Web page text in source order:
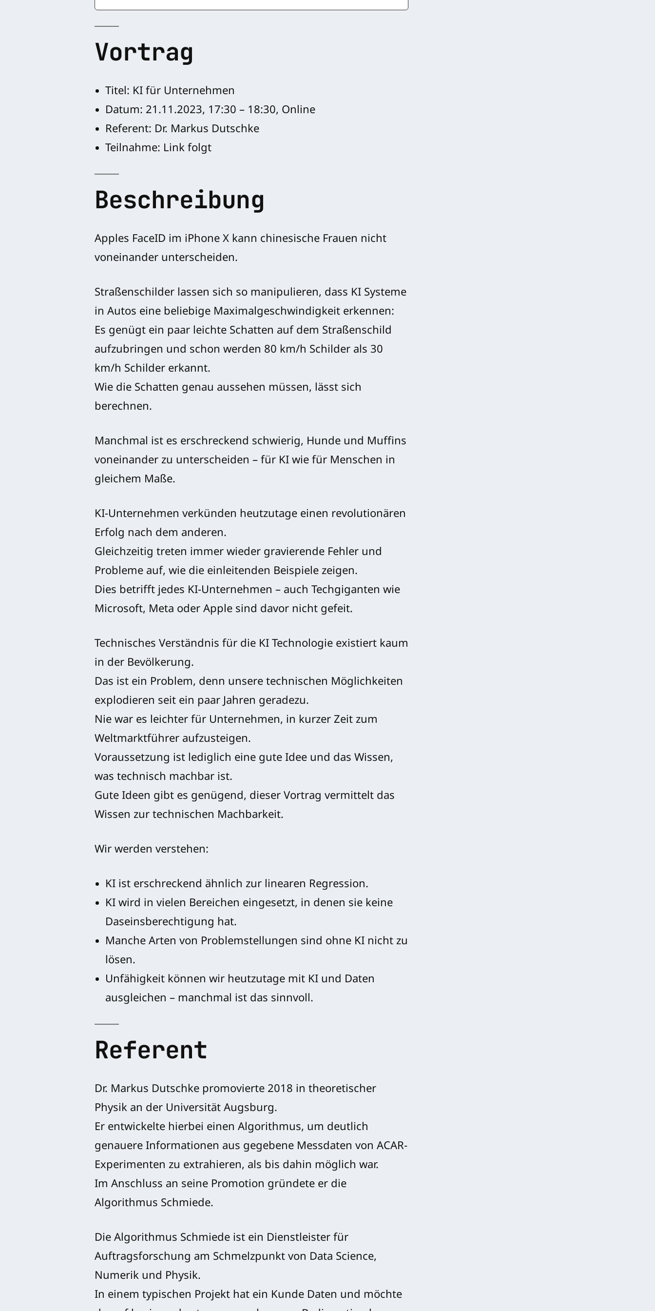
Vortrag
Titel: KI für Unternehmen
Datum: 21.11.2023, 17:30 – 18:30, Online
Referent: Dr. Markus Dutschke
Teilnahme: Link folgt
Beschreibung
Apples FaceID im iPhone X kann chinesische Frauen nicht
voneinander unterscheiden.
Straßenschilder lassen sich so manipulieren, dass KI Systeme
in Autos eine beliebige Maximalgeschwindigkeit erkennen:
Es genügt ein paar leichte Schatten auf dem Straßenschild
aufzubringen und schon werden 80 km/h Schilder als 30
km/h Schilder erkannt.
Wie die Schatten genau aussehen müssen, lässt sich
berechnen.
Manchmal ist es erschreckend schwierig, Hunde und Muffins
voneinander zu unterscheiden – für KI wie für Menschen in
gleichem Maße.
KI-Unternehmen verkünden heutzutage einen revolutionären
Erfolg nach dem anderen.
Gleichzeitig treten immer wieder gravierende Fehler und
Probleme auf, wie die einleitenden Beispiele zeigen.
Dies betrifft jedes KI-Unternehmen – auch Techgiganten wie
Microsoft, Meta oder Apple sind davor nicht gefeit.
Technisches Verständnis für die KI Technologie existiert kaum
in der Bevölkerung.
Das ist ein Problem, denn unsere technischen Möglichkeiten
explodieren seit ein paar Jahren geradezu.
Nie war es leichter für Unternehmen, in kurzer Zeit zum
Weltmarktführer aufzusteigen.
Voraussetzung ist lediglich eine gute Idee und das Wissen,
was technisch machbar ist.
Gute Ideen gibt es genügend, dieser Vortrag vermittelt das
Wissen zur technischen Machbarkeit.
Wir werden verstehen:
KI ist erschreckend ähnlich zur linearen Regression.
KI wird in vielen Bereichen eingesetzt, in denen sie keine
Daseinsberechtigung hat.
Manche Arten von Problemstellungen sind ohne KI nicht zu
lösen.
Unfähigkeit können wir heutzutage mit KI und Daten
ausgleichen – manchmal ist das sinnvoll.
Referent
Dr. Markus Dutschke promovierte 2018 in theoretischer
Physik an der Universität Augsburg.
Er entwickelte hierbei einen Algorithmus, um deutlich
genauere Informationen aus gegebene Messdaten von ACAR-
Experimenten zu extrahieren, als bis dahin möglich war.
Im Anschluss an seine Promotion gründete er die
Algorithmus Schmiede.
Die Algorithmus Schmiede ist ein Dienstleister für
Auftragsforschung am Schmelzpunkt von Data Science,
Numerik und Physik.
In einem typischen Projekt hat ein Kunde Daten und möchte